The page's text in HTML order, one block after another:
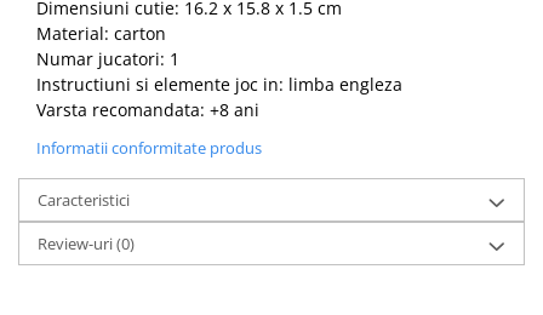
Dimensiuni cutie: 16.2 x 15.8 x 1.5 cm
Material: carton
Numar jucatori: 1
Instructiuni si elemente joc in: limba engleza
Varsta recomandata: +8 ani
Informatii conformitate produs
Caracteristici
Review-uri(0)